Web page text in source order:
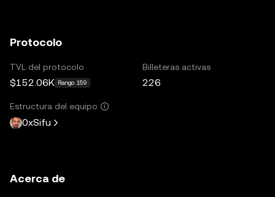
Protocolo
TVL del protocolo
$152.06K Rango 159
Billeteras activas
226
Estructura del equipo
0xSifu
Acerca de